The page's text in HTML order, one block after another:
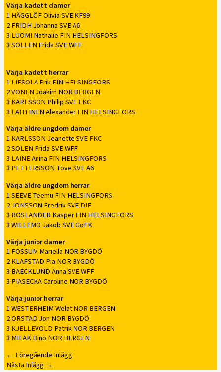
Värja kadett damer
1 HÄGGLÖF Olivia SVE KF99
2 FRIDH Johanna SVE A6
3 LUOMI Nathalie FIN HELSINGFORS
3 SOLLEN Frida SVE WFF
Värja kadett herrar
1 LIESOLA Erik FIN HELSINGFORS
2 VONEN Joakim NOR BERGEN
3 KARLSSON Philip SVE FKC
3 LAHTINEN Alexander FIN HELSINGFORS
Värja äldre ungdom damer
1 KARLSSON Jeanette SVE FKC
2 SOLEN Frida SVE WFF
3 LAINE Anina FIN HELSINGFORS
3 PETTERSSON Tove SVE A6
Värja äldre ungdom herrar
1 SEEVE Teemu FIN HELSINGFORS
2 JONSSON Fredrik SVE DIF
3 ROSLANDER Kasper FIN HELSINGFORS
3 WILLEMO Jakob SVE GoFK
Värja junior damer
1 FOSSUM Mariella NOR BYGDÖ
2 KLAFSTAD Pia NOR BYGDÖ
3 BAECKLUND Anna SVE WFF
3 PIASECKA Caroline NOR BYGDÖ
Värja junior herrar
1 WESTERHEIM Welat NOR BERGEN
2 ORSTAD Jon NOR BYGDÖ
3 KJELLEVOLD Patrik NOR BERGEN
3 MILAK Dino NOR BERGEN
←Föregående Inlägg
Nästa Inlägg→